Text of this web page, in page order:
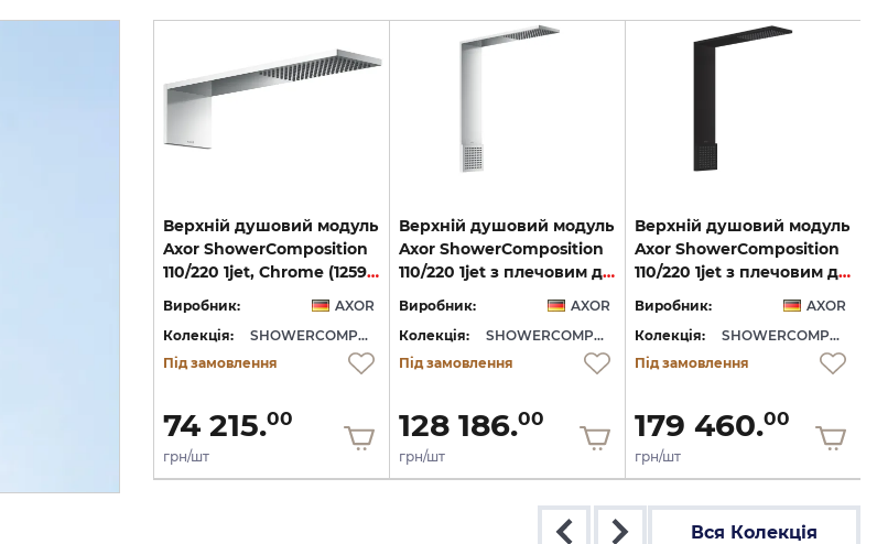
Верхній душовий модуль
Axor ShowerComposition
110/220 1jet, Chrome (12592000)
Виробник:
AXOR
Колекція:
SHOWERCOMPOSITION
Під замовлення
74 215.00
грн/шт
Верхній душовий модуль
Axor ShowerComposition
110/220 1jet з плечовим душем, Chrome (12593000)
Виробник:
AXOR
Колекція:
SHOWERCOMPOSITION
Під замовлення
128 186.00
грн/шт
Верхній душовий модуль
Axor ShowerComposition
110/220 1jet з плечовим душем, Matt Black (12593670)
Виробник:
AXOR
Колекція:
SHOWERCOMPOSITION
Під замовлення
179 460.00
грн/шт
Вся Колекція